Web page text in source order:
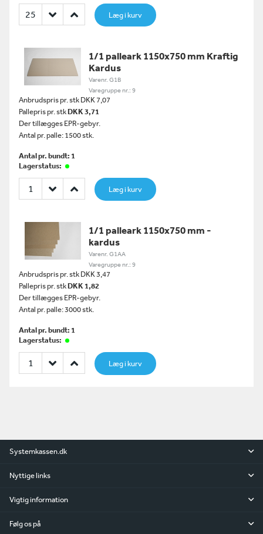
Læg i kurv
1/1 palleark 1150x750 mm Kraftig
Kardus
Varenr. G1B
Varegruppe nr.: 9
Anbrudspris pr. stk DKK 7,07
Pallepris pr. stkDKK 3,71
Der tillægges EPR-gebyr.
Antal pr. palle: 1500 stk.
Antal pr. bundt: 1
Lagerstatus:
Læg i kurv
1/1 palleark 1150x750 mm -
kardus
Varenr. G1AA
Varegruppe nr.: 9
Anbrudspris pr. stk DKK 3,47
Pallepris pr. stkDKK 1,82
Der tillægges EPR-gebyr.
Antal pr. palle: 3000 stk.
Antal pr. bundt: 1
Lagerstatus:
Læg i kurv
Systemkassen.dk
Nyttige links
Vigtig information
Følg os på